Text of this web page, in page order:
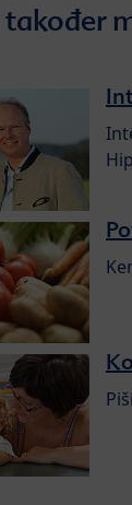
također